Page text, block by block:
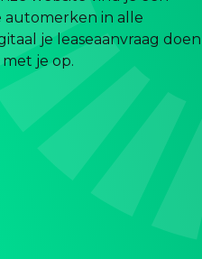
automerken in alle
je leaseaanvraag doen
je op.